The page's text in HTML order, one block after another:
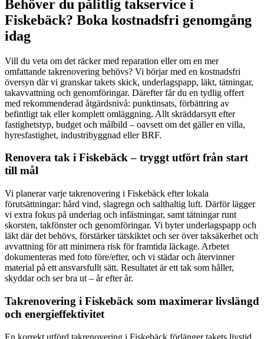
Behöver du pålitlig takservice i
Fiskebäck? Boka kostnadsfri genomgång
idag
Vill du veta om det räcker med reparation eller om en mer
omfattande takrenovering behövs? Vi börjar med en kostnadsfri
översyn där vi granskar takets skick, underlagspapp, läkt, tätningar,
takavvattning och genomföringar. Därefter får du en tydlig offert
med rekommenderad åtgärdsnivå: punktinsats, förbättring av
befintligt tak eller komplett omläggning. Allt skräddarsytt efter
fastighetstyp, budget och målbild – oavsett om det gäller en villa,
hyresfastighet, industribyggnad eller BRF.
Renovera tak i Fiskebäck – tryggt utfört från start
till mål
Vi planerar varje takrenovering i Fiskebäck efter lokala
förutsättningar: hård vind, slagregn och salthaltig luft. Därför lägger
vi extra fokus på underlag och infästningar, samt tätningar runt
skorsten, takfönster och genomföringar. Vi byter underlagspapp och
läkt där det behövs, förstärker tätskiktet och ser över taksäkerhet och
avvattning för att minimera risk för framtida läckage. Arbetet
dokumenteras med foto före/efter, och vi städar och återvinner
material på ett ansvarsfullt sätt. Resultatet är ett tak som håller,
skyddar och ser bra ut – år efter år.
Takrenovering i Fiskebäck som maximerar livslängd
och energieffektivitet
En korrekt utförd takrenovering i Fiskebäck förlänger takets livstid